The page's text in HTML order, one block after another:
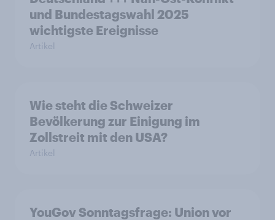
und Bundestagswahl 2025
wichtigste Ereignisse
Artikel
Wie steht die Schweizer
Bevölkerung zur Einigung im
Zollstreit mit den USA?
Artikel
YouGov Sonntagsfrage: Union vor